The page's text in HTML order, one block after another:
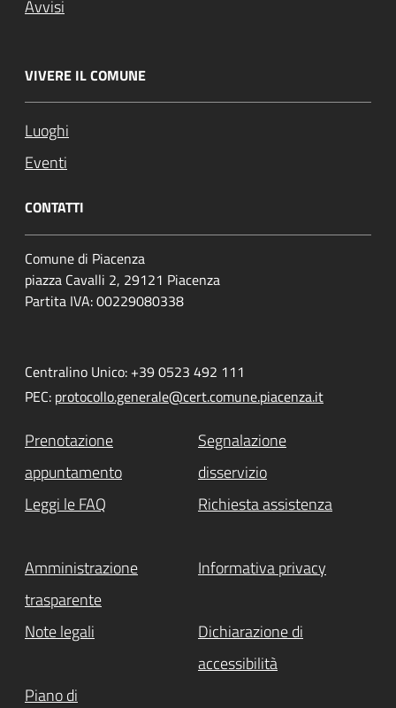
Avvisi
VIVERE IL COMUNE
Luoghi
Eventi
CONTATTI
Comune di Piacenza
piazza Cavalli 2, 29121 Piacenza
Partita IVA: 00229080338
Centralino Unico: +39 0523 492 111
PEC: protocollo.generale@cert.comune.piacenza.it
Prenotazione
appuntamento
Segnalazione
disservizio
Leggi le FAQ
Richiesta assistenza
Amministrazione
trasparente
Informativa privacy
Note legali
Dichiarazione di
accessibilità
Piano di